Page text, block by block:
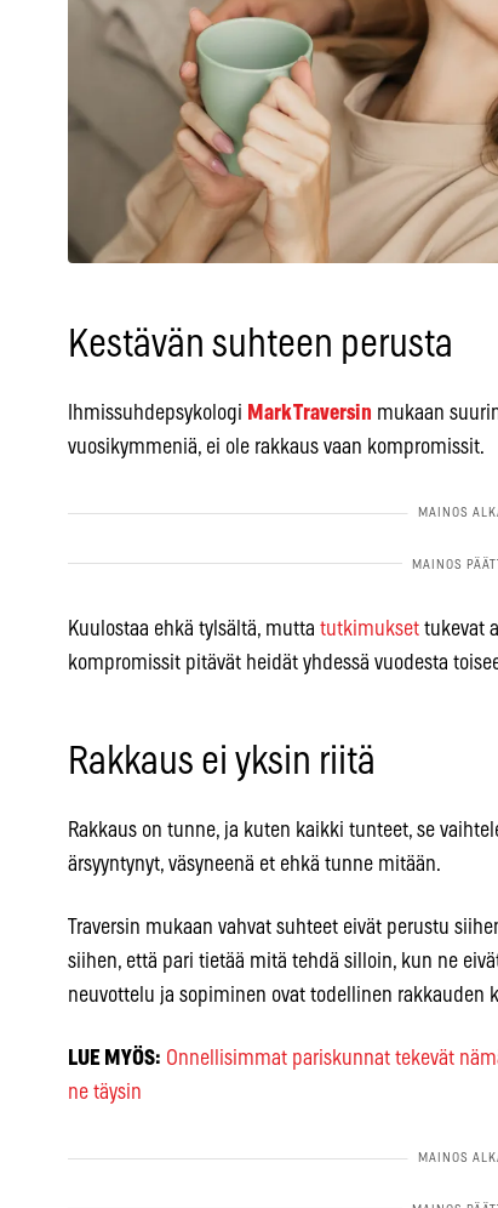
Kestävän suhteen perusta
Ihmissuhdepsykologi Mark Traversin mukaan
vuosikymmeniä, ei ole rakkaus vaan kompromissit.
Kuulostaa ehkä tylsältä, mutta tutkimukset tukevat
kompromissit pitävät heidät yhdessä vuodesta
Rakkaus ei yksin riitä
Rakkaus on tunne, ja kuten kaikki tunteet, se
ärsyyntynyt, väsyneenä et ehkä tunne mitään.
Traversin mukaan vahvat suhteet eivät perustu
siihen, että pari tietää mitä tehdä silloin, kun ne
neuvottelu ja sopiminen ovat todellinen rakkauden
LUE MYÖS: Onnellisimmat pariskunnat tekevät
ne täysin